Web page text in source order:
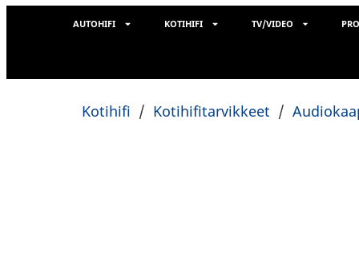
AUTOHIFI KOTIHIFI TV/VIDEO
Kotihifi / Kotihifitarvikkeet /